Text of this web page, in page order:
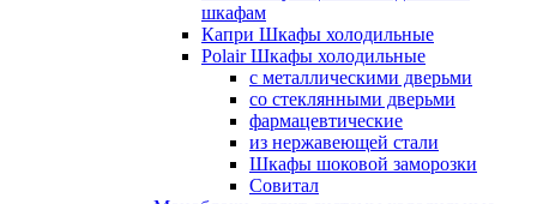
шкафам
Капри Шкафы холодильные
Polair Шкафы холодильные
с металлическими дверьми
со стеклянными дверьми
фармацевтические
из нержавеющей стали
Шкафы шоковой заморозки
Совитал